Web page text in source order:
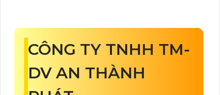
CÔNG TY TNHH TM-
DV AN THÀNH